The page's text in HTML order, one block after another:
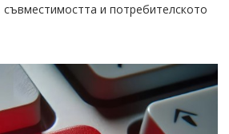
и потребителското